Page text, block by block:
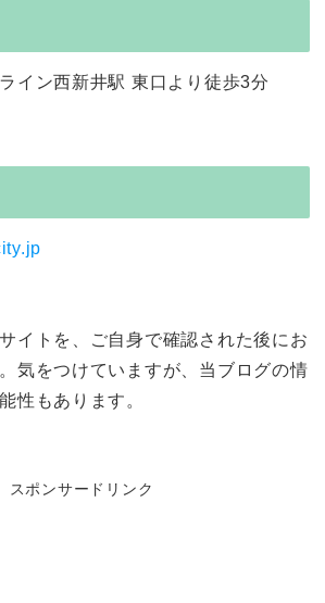
イン西新井駅 東口より徒歩3分
イトを、ご自身で確認された後にお
気をつけていますが、当ブログの情
性もあります。
スポンサードリンク